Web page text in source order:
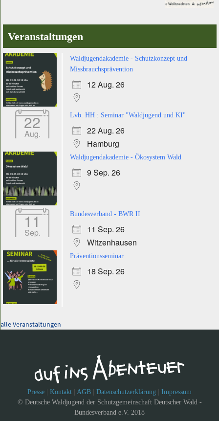
Veranstaltungen
Waldjugendakademie - Schutzkonzept und
Missbrauchsprävention
12 Aug. 26
22
Aug.
Lvb. HH : Seminar "Waldjugend und KI"
22 Aug. 26
Hamburg
Waldjugendakademie - Ökosystem Wald
9 Sep. 26
11
Sep.
Bundesverband - BWR II
11 Sep. 26
Witzenhausen
Präventionsseminar
18 Sep. 26
alle Veranstaltungen
Presse Kontakt AGB Datenschutzerklärung
Impressum
© Deutsche Waldjugend der Schutzgemeinschaft Deutscher Wald -
Bundesverband e.V. 2018